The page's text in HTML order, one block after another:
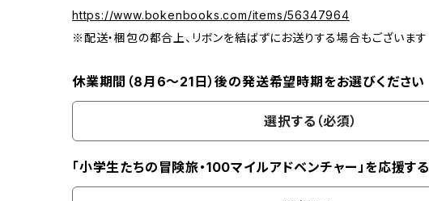
https://www.bokenbooks.com/items/56347964
※配送・梱包の都合上、リボンを結ばずにお送りする場合もございます
休業期間（8月6〜21日）後の発送希望時期をお選びください
選択する（必須）
「小学生たちの冒険旅・100マイルアドベンチャー」を応援する